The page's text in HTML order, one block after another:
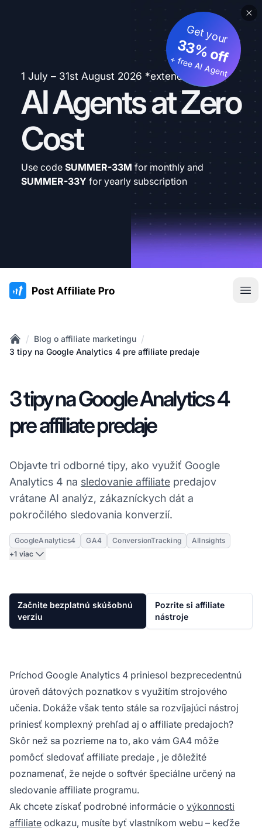
1 July – 31st August 2026 *extended
AI Agents at Zero
Cost
Get your
33% off
+ free AI Agent
Use code SUMMER-33M for monthly and
SUMMER-33Y for yearly subscription
:site.title
Home
/ Blog o affiliate marketingu /
3 tipy na Google Analytics 4 pre affiliate predaje
3 tipy na Google Analytics 4
pre affiliate predaje
Objavte tri odborné tipy, ako využiť Google
Analytics 4 na sledovanie affiliate predajov
vrátane AI analýz, zákazníckych dát a
pokročilého sledovania konverzií.
GoogleAnalytics4 GA4 ConversionTracking
AIInsights
+1 viac
Začnite bezplatnú skúšobnú
verziu
Pozrite si affiliate
nástroje
Príchod Google Analytics 4 priniesol bezprecedentnú
úroveň dátových poznatkov s využitím strojového
učenia. Dokáže však tento stále sa rozvíjajúci nástroj
priniesť komplexný prehľad aj o affiliate predajoch?
Skôr než sa pozrieme na to, ako vám GA4 môže
pomôcť sledovať affiliate predaje , je dôležité
poznamenať, že nejde o softvér špeciálne určený na
sledovanie affiliate programu.
Ak chcete získať podrobné informácie o výkonnosti
affiliate odkazu, musíte byť vlastníkom webu – keďže